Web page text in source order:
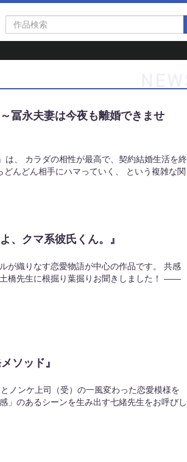
品
冨永夫妻は今夜も離婚できませ
、 カラダの相性が最高で、契約結婚生活を終
んどん相手にハマっていく、 という複雑な関
、クマ系彼氏くん。』
が織りなす恋愛物語が中心の作品です。 共感
橋先生に根掘り葉掘りお聞きしました！ ――
ソッド』
ノンケ上司（受）の一風変わった恋愛模様を
」のあるシーンを生み出す七緒先生をお呼びし